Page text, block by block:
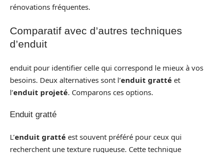
rénovations fréquentes.
Comparatif avec d’autres techniques
d’enduit
enduit pour identifier celle qui correspond le mieux à vos
besoins. Deux alternatives sont l’enduit gratté et
l’enduit projeté. Comparons ces options.
Enduit gratté
L’enduit gratté est souvent préféré pour ceux qui
recherchent une texture rugueuse. Cette technique